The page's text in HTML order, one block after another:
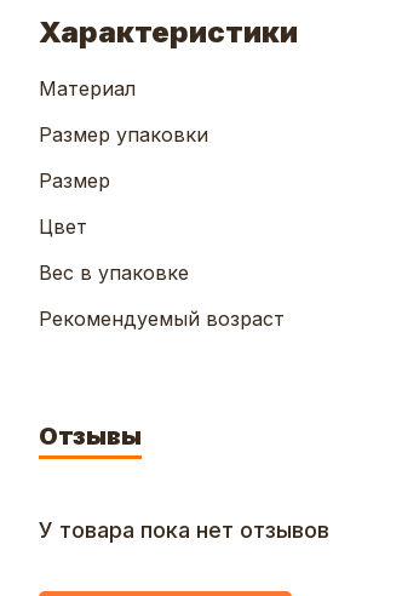
Характеристики
Материал
Размер упаковки
Размер
Цвет
Вес в упаковке
Рекомендуемый возраст
Отзывы
У товара пока нет отзывов